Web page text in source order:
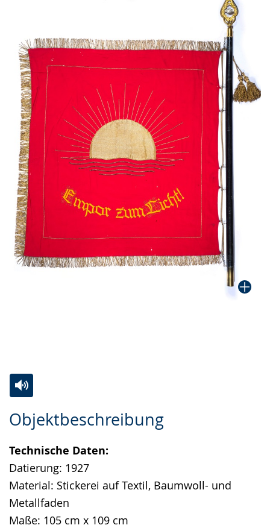
angezeigt.
Objektbeschreibung
Technische Daten:
Datierung: 1927
Material: Stickerei auf Textil, Baumwoll- und
Metallfaden
Maße: 105 cm x 109 cm
Leichten
wechseln.
Audio-
Video
Deutscher
Gebärdensprache
wird
angezeigt.